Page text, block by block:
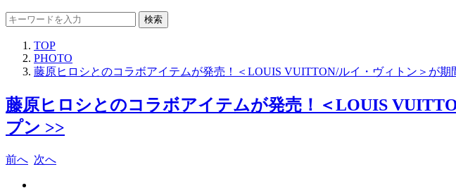
検索
TOP
PHOTO
藤原ヒロシとのコラボアイテムが発売！＜LOUIS VUITTON/ルイ・ヴィトン＞が
藤原ヒロシとのコラボアイテムが発売！＜LOUIS
プン >>
前へ 次へ